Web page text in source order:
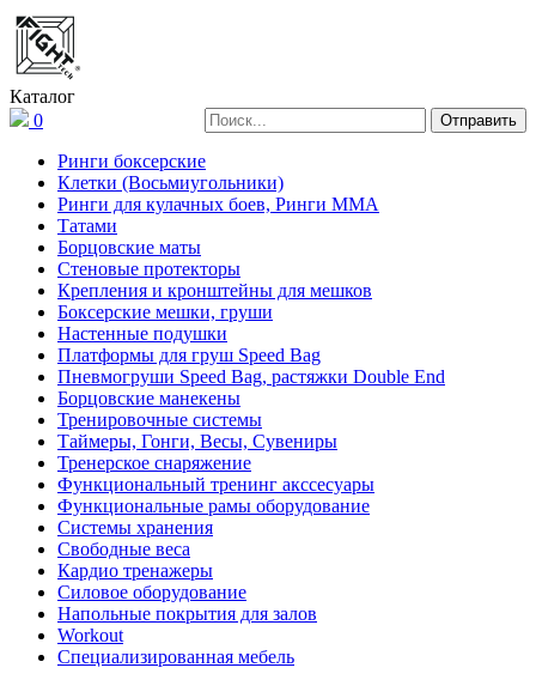
Каталог
0
Ринги боксерские
Клетки (Восьмиугольники)
Ринги для кулачных боев, Ринги ММА
Татами
Борцовские маты
Стеновые протекторы
Крепления и кронштейны для мешков
Боксерские мешки, груши
Настенные подушки
Платформы для груш Speed Bag
Пневмогруши Speed Bag, растяжки Double End
Борцовские манекены
Тренировочные системы
Таймеры, Гонги, Весы, Сувениры
Тренерское снаряжение
Функциональный тренинг акссесуары
Функциональные рамы оборудование
Системы хранения
Свободные веса
Кардио тренажеры
Силовое оборудование
Напольные покрытия для залов
Workout
Специализированная мебель